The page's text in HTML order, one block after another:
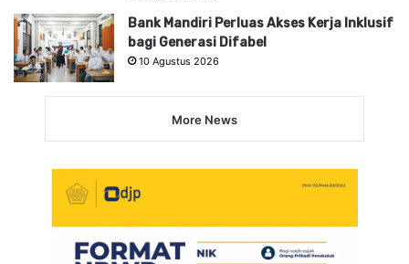
Bank Mandiri Perluas Akses Kerja Inklusif
bagi Generasi Difabel
10 Agustus 2026
More News